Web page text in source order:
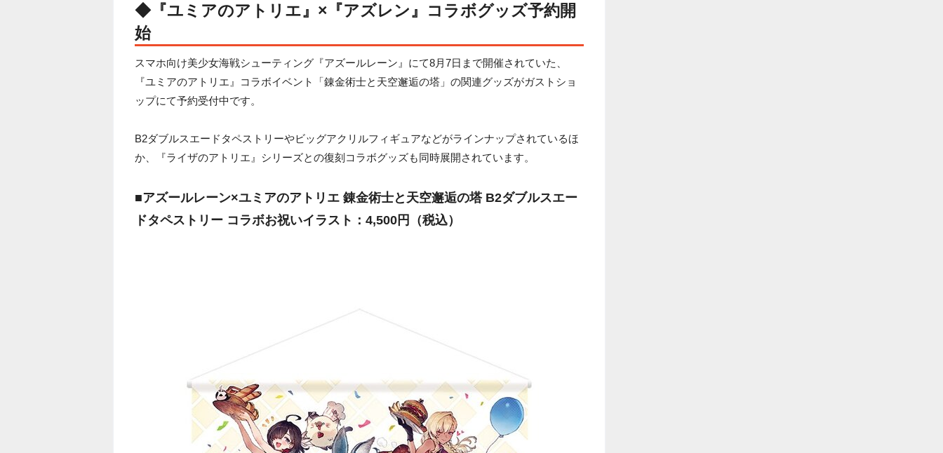
◆『ユミアのアトリエ』×『アズレン』コラボグッズ予約開
始
スマホ向け美少女海戦シューティング『アズールレーン』にて8月7日まで開催されていた、
『ユミアのアトリエ』コラボイベント「錬金術士と天空邂逅の塔」の関連グッズがガストショ
ップにて予約受付中です。
B2ダブルスエードタペストリーやビッグアクリルフィギュアなどがラインナップされているほ
か、『ライザのアトリエ』シリーズとの復刻コラボグッズも同時展開されています。
■アズールレーン×ユミアのアトリエ 錬金術士と天空邂逅の塔 B2ダブルスエー
ドタペストリー コラボお祝いイラスト：4,500円（税込）